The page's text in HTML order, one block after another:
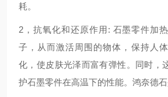
耗。
2，抗氧化和还原作用: 石墨零件加
子，从而激活周围的物体，保持人
化，使皮肤光泽而富有弹性。同时，
护石墨零件在高温下的性能。鸿奈德